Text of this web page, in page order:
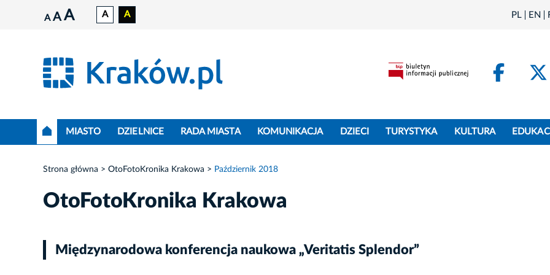
A A A A A PL EN
MIASTO DZIELNICE RADA MIASTA KOMUNIKACJA DZIECI TURYSTYKA KULTURA
Strona główna OtoFotoKronika Krakowa Październik 2018
OtoFotoKronika Krakowa
Międzynarodowa konferencja naukowa „Veritatis Splendor”